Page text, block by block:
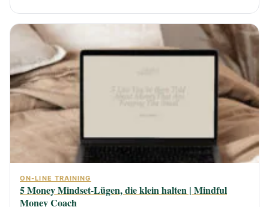
ON-LINE TRAINING
5 Money Mindset-Lügen, die klein halten | Mindful
Money Coach